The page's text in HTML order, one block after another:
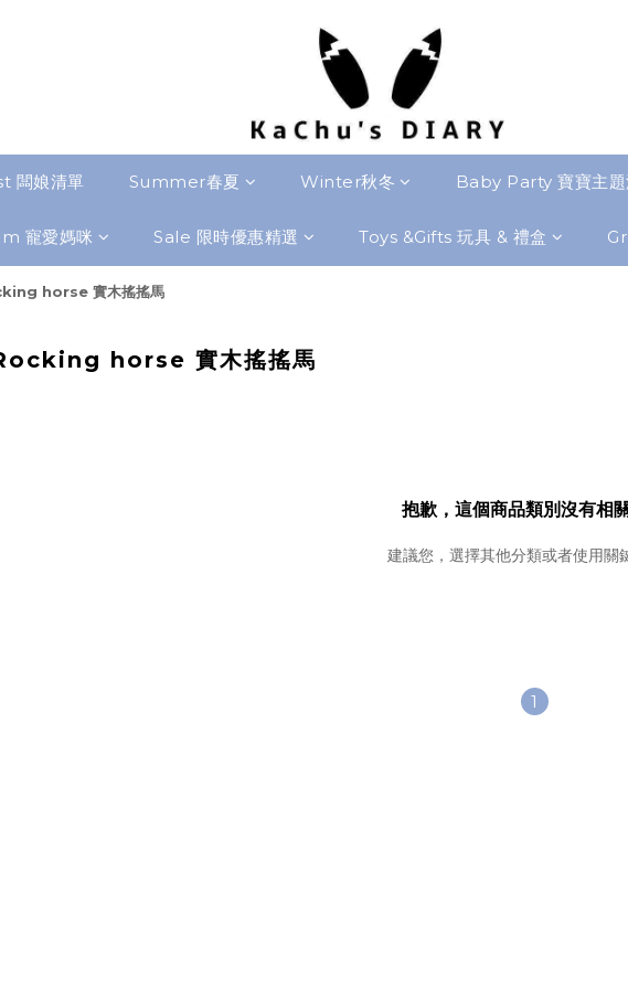
闆娘清單 Summer春夏 Winter秋冬 Baby Party 寶寶主題
寵愛媽咪 Sale 限時優惠精選 Toys &Gifts 玩具 & 禮盒
horse 實木搖搖馬
horse 實木搖搖馬
抱歉，這個商品類別沒有相
建議您，選擇其他分類或者使用關
1